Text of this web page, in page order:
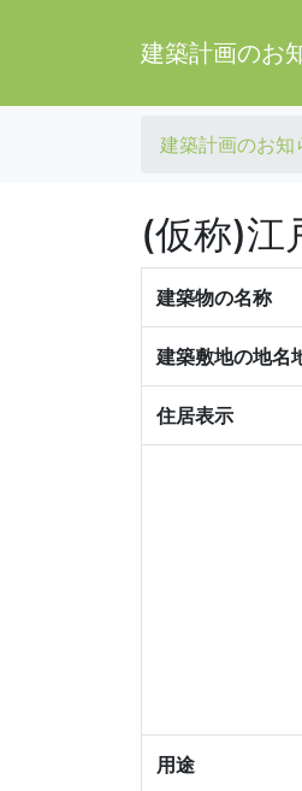
建築計画のお
建築計画のお知
(仮称)江
建築物の名称
建築敷地の地名
住居表示
用途